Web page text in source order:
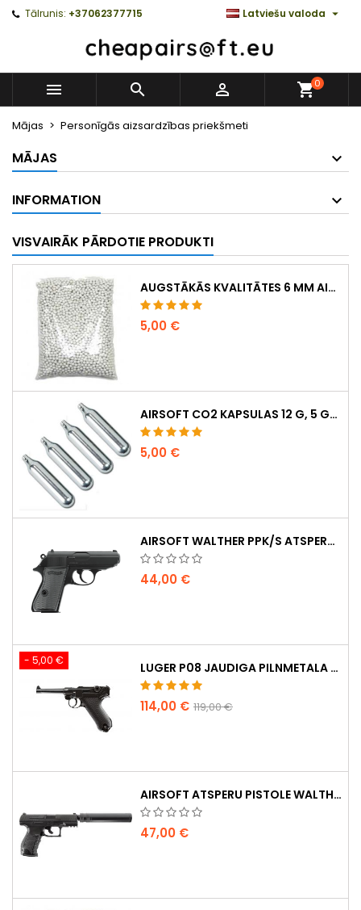
Tālrunis: +37062377715 Latviešu valoda 
   0
Mājas Personīgās aizsardzības priekšmeti
MĀJAS
INFORMATION
VISVAIRĀK PĀRDOTIE PRODUKTI
AUGSTĀKĀS KVALITĀTES 6 MM AIRSOFT LODĪTES 0,20 G – 1000 GAB., NEAIZĶERAS, PRECĪZA ŠAUŠANA
5,00 €
AIRSOFT CO2 KAPSULAS 12 G, 5 GAB. IEPAKOJUMĀ – RAŽOTAS UNGĀRIJĀ, ES, AUGSTĀKĀ KVALITĀTE
5,00 €
AIRSOFT WALTHER PPK/S ATSPERU PISTOLE
44,00 €
- 5,00 € LUGER P08 JAUDIGA PILNMETALA CO2 AIRSOFT PISTOLE - UMAREX LEGENDS
114,00 € 119,00 €
AIRSOFT ATSPERU PISTOLE WALTHER PPQ NAVY AR KLUSINĀTĀJU
47,00 €